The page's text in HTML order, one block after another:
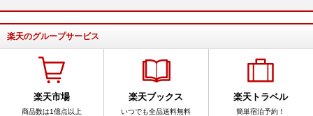
楽天のグループサービス
楽天市場
商品数は1億点以上
楽天ブックス
いつでも全品送料無料
楽天トラベル
簡単宿泊予約！